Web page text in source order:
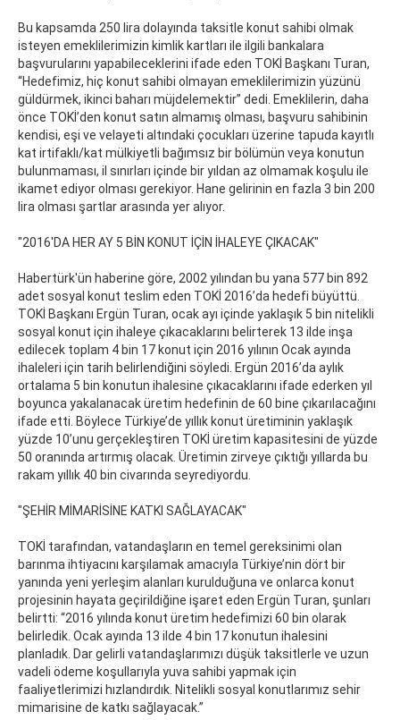
Bu kapsamda 250 lira dolayında taksitle konut sahibi olmak
isteyen emeklilerimizin kimlik kartları ile ilgili bankalara
başvurularını yapabileceklerini ifade eden TOKİ Başkanı Turan,
“Hedefimiz, hiç konut sahibi olmayan emeklilerimizin yüzünü
güldürmek, ikinci baharı müjdelemektir” dedi. Emeklilerin, daha
önce TOKİ’den konut satın almamış olması, başvuru sahibinin
kendisi, eşi ve velayeti altındaki çocukları üzerine tapuda kayıtlı
kat irtifaklı/kat mülkiyetli bağımsız bir bölümün veya konutun
bulunmaması, il sınırları içinde bir yıldan az olmamak koşulu ile
ikamet ediyor olması gerekiyor. Hane gelirinin en fazla 3 bin 200
lira olması şartlar arasında yer alıyor.
"2016'DA HER AY 5 BİN KONUT İÇİN İHALEYE ÇIKACAK"
Habertürk'ün haberine göre, 2002 yılından bu yana 577 bin 892
adet sosyal konut teslim eden TOKİ 2016’da hedefi büyüttü.
TOKİ Başkanı Ergün Turan, ocak ayı içinde yaklaşık 5 bin nitelikli
sosyal konut için ihaleye çıkacaklarını belirterek 13 ilde inşa
edilecek toplam 4 bin 17 konut için 2016 yılının Ocak ayında
ihaleleri için tarih belirlendiğini söyledi. Ergün 2016’da aylık
ortalama 5 bin konutun ihalesine çıkacaklarını ifade ederken yıl
boyunca yakalanacak üretim hedefinin de 60 bine çıkarılacağını
ifade etti. Böylece Türkiye’de yıllık konut üretiminin yaklaşık
yüzde 10’unu gerçekleştiren TOKİ üretim kapasitesini de yüzde
50 oranında artırmış olacak. Üretimin zirveye çıktığı yıllarda bu
rakam yıllık 40 bin civarında seyrediyordu.
"ŞEHİR MİMARİSİNE KATKI SAĞLAYACAK"
TOKİ tarafından, vatandaşların en temel gereksinimi olan
barınma ihtiyacını karşılamak amacıyla Türkiye’nin dört bir
yanında yeni yerleşim alanları kurulduğuna ve onlarca konut
projesinin hayata geçirildiğine işaret eden Ergün Turan, şunları
belirtti: “2016 yılında konut üretim hedefimizi 60 bin olarak
belirledik. Ocak ayında 13 ilde 4 bin 17 konutun ihalesini
planladık. Dar gelirli vatandaşlarımızı düşük taksitlerle ve uzun
vadeli ödeme koşullarıyla yuva sahibi yapmak için
faaliyetlerimizi hızlandırdık. Nitelikli sosyal konutlarımız sehir
mimarisine de katkı sağlayacak.”